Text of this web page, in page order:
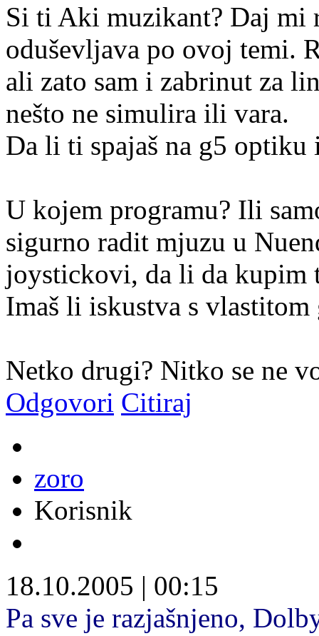
Si ti Aki muzikant? Daj mi
oduševljava po ovoj temi.
ali zato sam i zabrinut za
nešto ne simulira ili vara.
Da li ti spajaš na g5 optiku
U kojem programu? Ili
sigurno radit mjuzu u
joystickovi, da li da kupim
Imaš li iskustva s vlastitom
Netko drugi? Nitko se ne
Odgovori Citiraj
zoro
Korisnik
18.10.2005 | 00:15
Pa sve je razjašnjeno,